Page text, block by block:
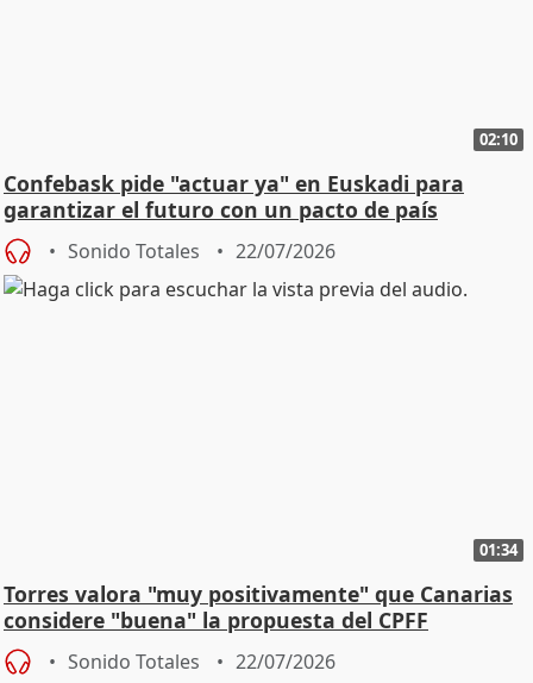
02:10
Confebask pide "actuar ya" en Euskadi para
garantizar el futuro con un pacto de país
Sonido Totales 22/07/2026
01:34
Torres valora "muy positivamente" que Canarias
considere "buena" la propuesta del CPFF
Sonido Totales 22/07/2026